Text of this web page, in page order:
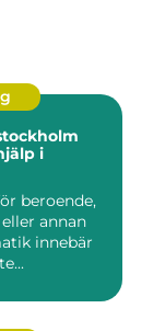
i
beroende,
annan
innebär